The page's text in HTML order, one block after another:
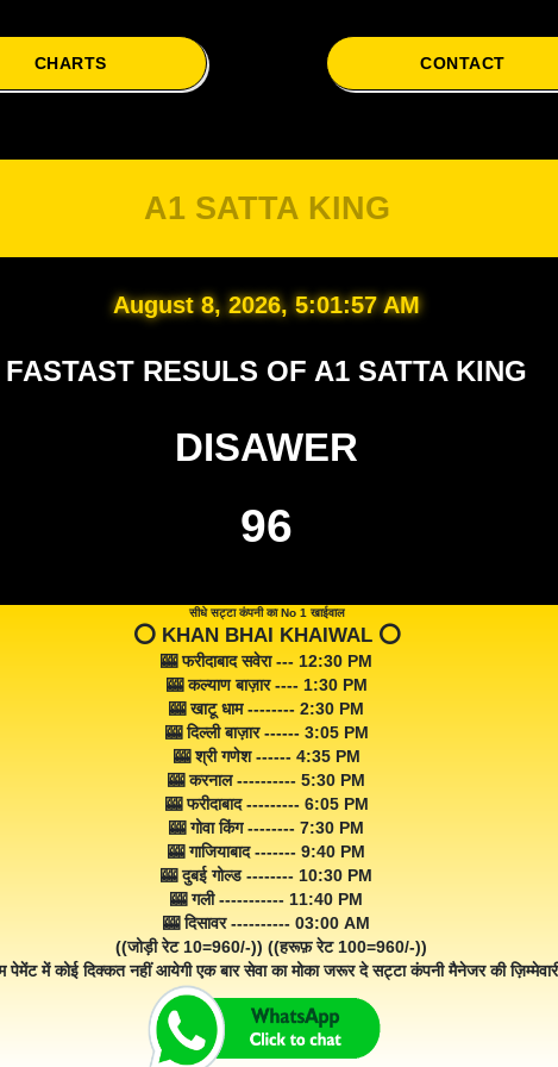
CHARTS CONTACT
A1 SATTA KING
August 8, 2026, 5:01:57 AM
FASTAST RESULS OF A1 SATTA KING
DISAWER
96
सीधे सट्टा कंपनी का No 1 खाईवाल
⭕️ KHAN BHAI KHAIWAL ⭕️
🎰 फरीदाबाद सवेरा --- 12:30 PM
🎰 कल्याण बाज़ार ---- 1:30 PM
🎰 खाटू धाम -------- 2:30 PM
🎰 दिल्ली बाज़ार ------ 3:05 PM
🎰 श्री गणेश ------ 4:35 PM
🎰 करनाल ---------- 5:30 PM
🎰 फरीदाबाद --------- 6:05 PM
🎰 गोवा किंग -------- 7:30 PM
🎰 गाजियाबाद ------- 9:40 PM
🎰 दुबई गोल्ड -------- 10:30 PM
🎰 गली ----------- 11:40 PM
🎰 दिसावर ---------- 03:00 AM
((जोड़ी रेट 10=960/-)) ((हरूफ़ रेट 100=960/-))
पेमेंट में कोई दिक्कत नहीं आयेगी एक बार सेवा का मोका जरूर दे सट्टा कंपनी मैनेजर की